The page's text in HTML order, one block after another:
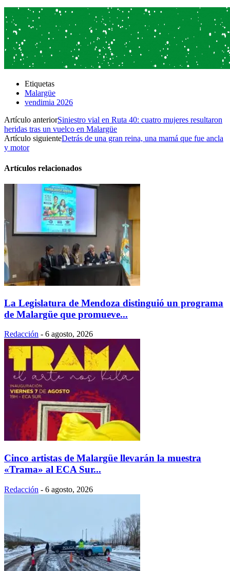
Etiquetas
Malargüe
vendimia 2026
Artículo anteriorSiniestro vial en Ruta 40: cuatro mujeres resultaron
heridas tras un vuelco en Malargüe
Artículo siguienteDetrás de una gran reina, una mamá que fue ancla
y motor
Artículos relacionados
La Legislatura de Mendoza distinguió un programa
de Malargüe que promueve...
Redacción - 6 agosto, 2026
Cinco artistas de Malargüe llevarán la muestra
«Trama» al ECA Sur...
Redacción - 6 agosto, 2026